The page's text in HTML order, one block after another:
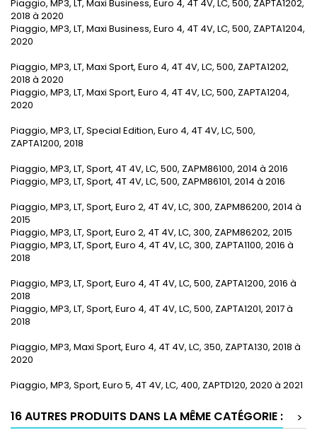
Piaggio, MP3, LT, Maxi Business, Euro 4, 4T 4V, LC, 500, ZAPTA1202,
2018 à 2020
Piaggio, MP3, LT, Maxi Business, Euro 4, 4T 4V, LC, 500, ZAPTA1204,
2020
Piaggio, MP3, LT, Maxi Sport, Euro 4, 4T 4V, LC, 500, ZAPTA1202,
2018 à 2020
Piaggio, MP3, LT, Maxi Sport, Euro 4, 4T 4V, LC, 500, ZAPTA1204,
2020
Piaggio, MP3, LT, Special Edition, Euro 4, 4T 4V, LC, 500,
ZAPTA1200, 2018
Piaggio, MP3, LT, Sport, 4T 4V, LC, 500, ZAPM86100, 2014 à 2016
Piaggio, MP3, LT, Sport, 4T 4V, LC, 500, ZAPM86101, 2014 à 2016
Piaggio, MP3, LT, Sport, Euro 2, 4T 4V, LC, 300, ZAPM86200, 2014 à
2015
Piaggio, MP3, LT, Sport, Euro 2, 4T 4V, LC, 300, ZAPM86202, 2015
Piaggio, MP3, LT, Sport, Euro 4, 4T 4V, LC, 300, ZAPTA1100, 2016 à
2018
Piaggio, MP3, LT, Sport, Euro 4, 4T 4V, LC, 500, ZAPTA1200, 2016 à
2018
Piaggio, MP3, LT, Sport, Euro 4, 4T 4V, LC, 500, ZAPTA1201, 2017 à
2018
Piaggio, MP3, Maxi Sport, Euro 4, 4T 4V, LC, 350, ZAPTA130, 2018 à
2020
Piaggio, MP3, Sport, Euro 5, 4T 4V, LC, 400, ZAPTD120, 2020 à 2021
16 AUTRES PRODUITS DANS LA MÊME CATÉGORIE :
>